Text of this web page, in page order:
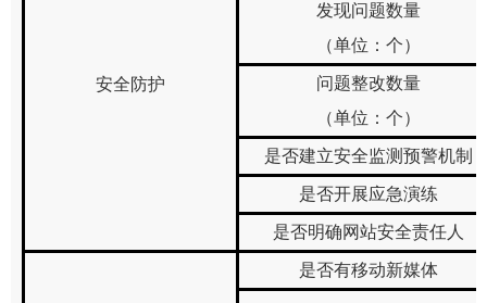
安全防护
发现问题数量
（单位：个）
问题整改数量
（单位：个）
是否建立安全监测预警机制
是否开展应急演练
是否明确网站安全责任人
是否有移动新媒体